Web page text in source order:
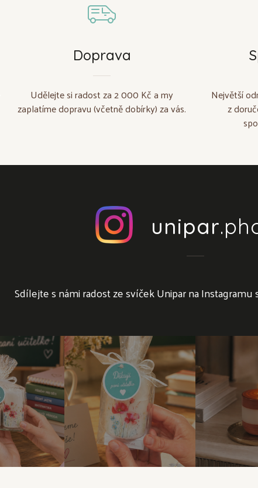
Doprava
Udělejte si radost za 2 000 Kč a my
zaplatíme dopravu (včetně dobírky) za vás.
Největší
z
unipar
Sdílejte s námi radost ze svíček Unipar na